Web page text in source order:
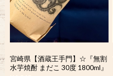
宮崎県【酒蔵王手門】☆『無割
水芋焼酎 まだこ 30度 1800ml』